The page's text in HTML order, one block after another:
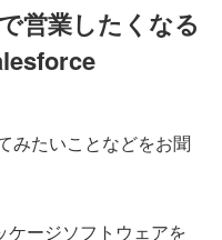
営業したくなる
たいことなどをお聞
ケージソフトウェアを